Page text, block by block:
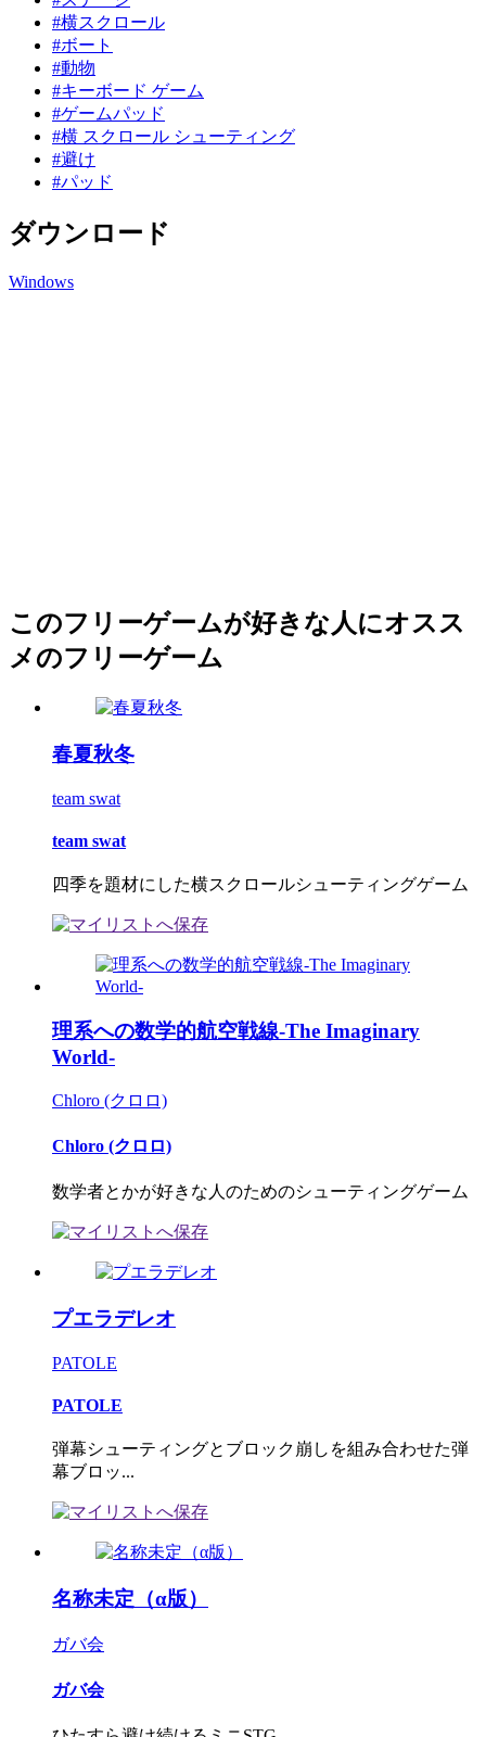
#横スクロール
#ボート
#動物
#キーボード ゲーム
#ゲームパッド
#横 スクロール シューティング
#避け
#パッド
ダウンロード
Windows
このフリーゲームが好きな人にオスス
メのフリーゲーム
春夏秋冬
team swat
team swat
四季を題材にした横スクロールシューティングゲーム
理系への数学的航空戦線-The Imaginary
World-
Chloro (クロロ)
Chloro (クロロ)
数学者とかが好きな人のためのシューティングゲーム
プエラデレオ
PATOLE
PATOLE
弾幕シューティングとブロック崩しを組み合わせた弾
幕ブロッ...
名称未定（α版）
ガバ会
ガバ会